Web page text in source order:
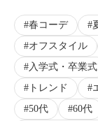
春コーデ
オフスタイル
入学式・卒業式
トレンド
50代
60代